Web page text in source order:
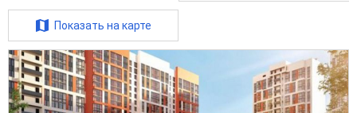
Показать на карте